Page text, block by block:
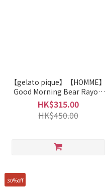
【gelato pique】【HOMME】
Good Morning Bear Rayon
Top PMCT261962
HK$315.00
HK$450.00
30%off